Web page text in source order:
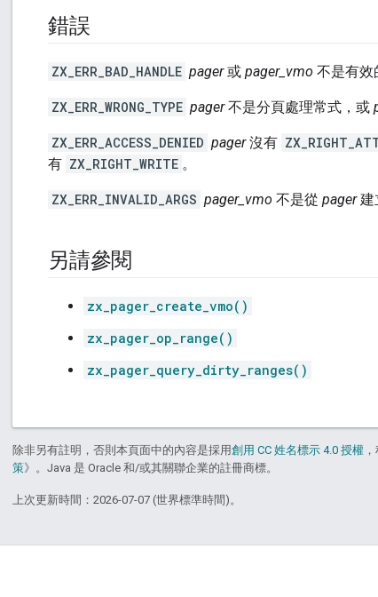
錯誤
ZX_ERR_BAD_HANDLE pager或 pager_vmo 不是有效
ZX_ERR_WRONG_TYPE pager不是分頁處理常式，或
ZX_ERR_ACCESS_DENIED pager沒有
有 ZX_RIGHT_WRITE 。
ZX_ERR_INVALID_ARGS pager_vmo 不是從 pager建
另請參閱
zx_pager_create_vmo()
zx_pager_op_range()
zx_pager_query_dirty_ranges()
除非另有註明，否則本頁面中的內容是採用創用 CC 姓名標示 4.0 授權
策》。Java 是 Oracle 和/或其關聯企業的註冊商標。
上次更新時間：2026-07-07 (世界標準時間)。